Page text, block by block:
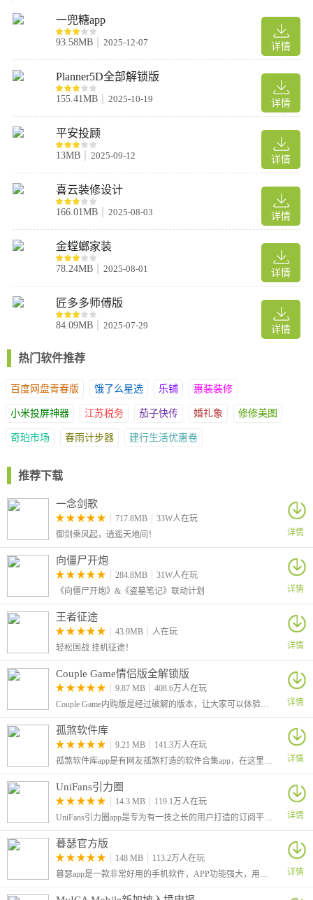
详情
一兜糖app
93.58MB 2025-12-07
详情
Planner5D全部解锁版
155.41MB 2025-10-19
详情
平安投顾
13MB 2025-09-12
详情
喜云装修设计
166.01MB 2025-08-03
详情
金螳螂家装
78.24MB 2025-08-01
详情
匠多多师傅版
84.09MB 2025-07-29
热门软件推荐
百度网盘青春版 饿了么星选 乐铺 惠装装修
小米投屏神器 江苏税务 茄子快传 婚礼象 修修美图
奇珀市场 春雨计步器 建行生活优惠卷
推荐下载
一念剑歌
717.8MB
33W人在玩
御剑乘风起，逍遥天地间！
详情
向僵尸开炮
284.8MB
31W人在玩
《向僵尸开炮》&《盗墓笔记》联动计划
详情
王者征途
43.9MB
人在玩
轻松国战 挂机征途！
详情
Couple Game情侣版全解锁版
9.87 MB
408.6万人在玩
Couple Game内购版是经过破解的版本，让大家可以体验到全部解锁的功能。这是一个很有趣的情侣版真心话大冒险游戏，可以有助于情侣之间进行感情的升温。
详情
孤煞软件库
9.21 MB
141.3万人在玩
孤煞软件库app是有网友孤煞打造的软件合集app，在这里为大家分享了许多好用的应用和游戏。有着丰富的栏目，可以看到有许多破解版的应用，基本上都是解锁了会员、解锁了付费功能的
详情
UniFans引力圈
14.3 MB
119.1万人在玩
UniFans引力圈app是专为有一技之长的用户打造的订阅平台，在这里有着很低的手续费，让大家可以更好的分享独家的内容
详情
暮瑟官方版
148 MB
113.2万人在玩
暮瑟app是一款非常好用的手机软件，APP功能强大，用户使用它可以绑定设备，从而进行远程控制玩具，非常方便，另外内部还有多种模式满足不同的用户，并且内部还有社交功能。
详情